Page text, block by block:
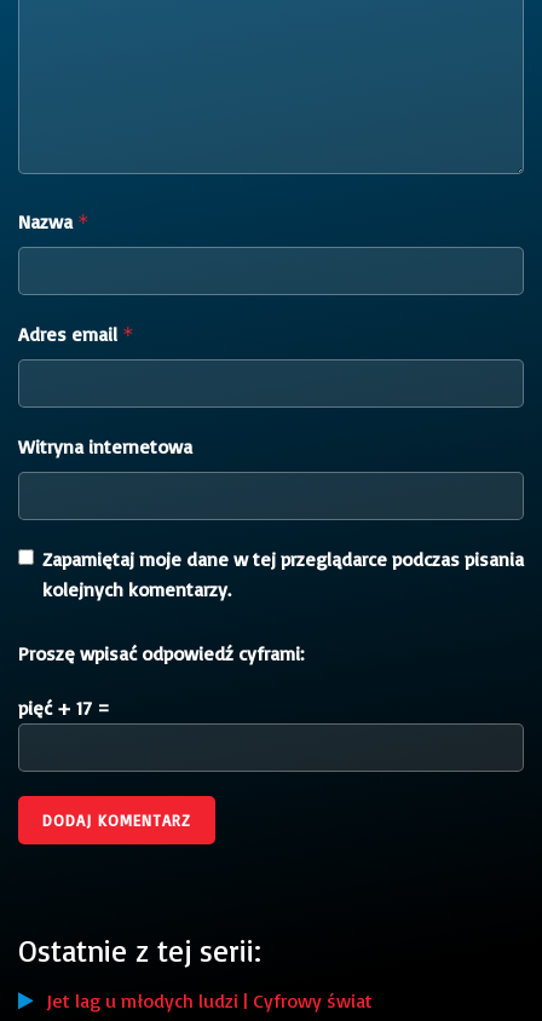
Nazwa *
Adres email *
Witryna internetowa
Zapamiętaj moje dane w tej przeglądarce podczas pisania
kolejnych komentarzy.
Proszę wpisać odpowiedź cyframi:
pięć + 17 =
Ostatnie z tej serii:
Jet lag u młodych ludzi | Cyfrowy świat